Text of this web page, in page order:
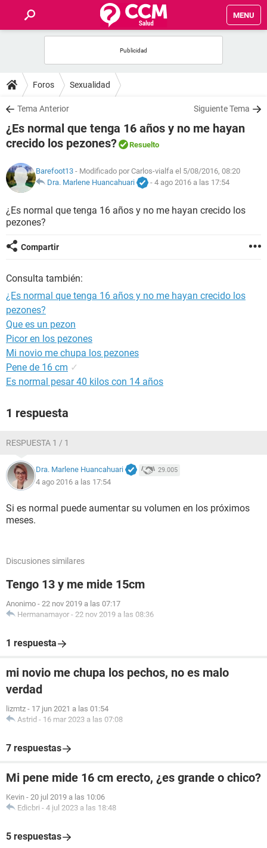
MENU
FOROS
SALUD
FAMILIA
NUTRICIÓN
SEXUALIDAD
Foros Sexualidad
Tema Anterior Siguiente Tema
¿Es normal que tenga 16 años y no me hayan
crecido los pezones?
Resuelto
Barefoot13 - Modificado por Carlos-vialfa el 5/08/2016, 08:20
Dra. Marlene Huancahuari
- 4 ago 2016 a las 17:54
¿Es normal que tenga 16 años y no me hayan crecido los
pezones?
Compartir
Consulta también:
¿Es normal que tenga 16 años y no me hayan crecido los
pezones?
Que es un pezon
Picor en los pezones
Mi novio me chupa los pezones
Pene de 16 cm ✓
Es normal pesar 40 kilos con 14 años
1 respuesta
RESPUESTA 1 / 1
Dra. Marlene Huancahuari 29.005
4 ago 2016 a las 17:54
Si es normal puede aumentar su volumen en los próximos
meses.
Discusiones similares
Tengo 13 y me mide 15cm
Anonimo - 22 nov 2019 a las 07:17
Hermanamayor - 22 nov 2019 a las 08:36
1 respuesta
mi novio me chupa los pechos, no es malo
verdad
lizmtz - 17 jun 2021 a las 01:54
Astrid - 16 mar 2023 a las 07:08
7 respuestas
Mi pene mide 16 cm erecto, ¿es grande o chico?
Kevin - 20 jul 2019 a las 10:06
Edicbri - 4 jul 2023 a las 18:48
5 respuestas